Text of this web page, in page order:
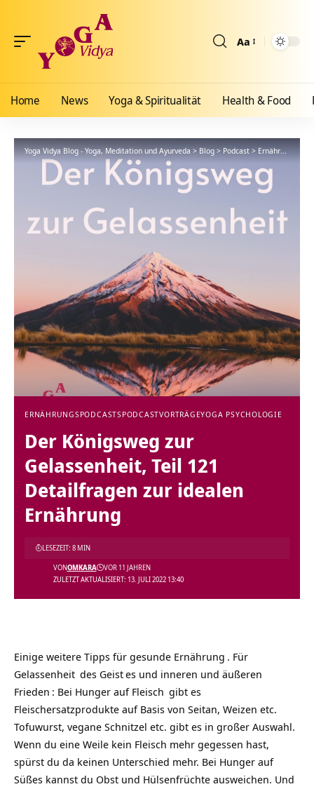
Aa
Home News Yoga & Spiritualität Health & Food
Yoga Vidya Blog - Yoga, Meditation und Ayurveda>Blog>Podcast>Ernährungspodcasts
ERNÄHRUNGSPODCASTSPODCASTVORTRÄGEYOGA PSYCHOLOGIE
Der Königsweg zur
Gelassenheit, Teil 121
Detailfragen zur idealen
Ernährung
ZULETZT AKTUALISIERT: 13. JULI 2022 13:40
VONOMKARA VOR 11 JAHREN
LESEZEIT: 8 MIN
Einige weitere Tipps für gesunde Ernährung . Für
Gelassenheit des Geistes und inneren und äußeren
Frieden : Bei Hunger auf Fleisch gibt es
Fleischersatzprodukte auf Basis von Seitan, Weizen etc.
Tofuwurst, vegane Schnitzel etc. gibt es in großer Auswahl.
Wenn du eine Weile kein Fleisch mehr gegessen hast,
spürst du da keinen Unterschied mehr. Bei Hunger auf
Süßes kannst du Obst und Hülsenfrüchte ausweichen. Und